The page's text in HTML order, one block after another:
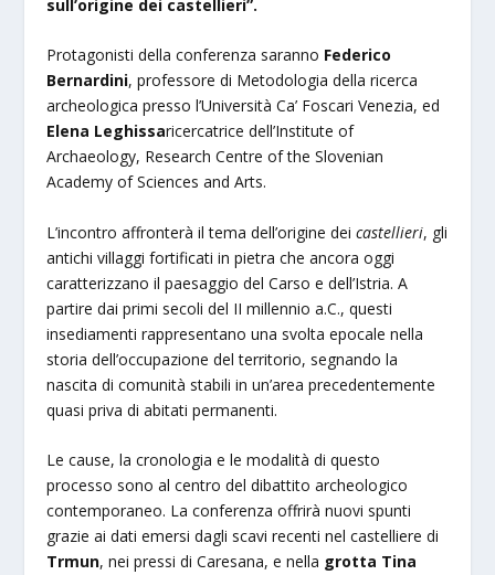
sull’origine dei castellieri”.
Protagonisti della conferenza saranno Federico
Bernardini, professore di Metodologia della ricerca
archeologica presso l’Università Ca’ Foscari Venezia, ed
Elena Leghissaricercatrice dell’Institute of
Archaeology, Research Centre of the Slovenian
Academy of Sciences and Arts.
L’incontro affronterà il tema dell’origine deicastellieri, gli
antichi villaggi fortificati in pietra che ancora oggi
caratterizzano il paesaggio del Carso e dell’Istria. A
partire dai primi secoli del II millennio a.C., questi
insediamenti rappresentano una svolta epocale nella
storia dell’occupazione del territorio, segnando la
nascita di comunità stabili in un’area precedentemente
quasi priva di abitati permanenti.
Le cause, la cronologia e le modalità di questo
processo sono al centro del dibattito archeologico
contemporaneo. La conferenza offrirà nuovi spunti
grazie ai dati emersi dagli scavi recenti nel castelliere di
Trmun, nei pressi di Caresana, e nella grotta Tina